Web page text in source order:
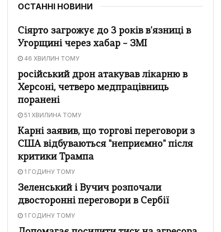
ОСТАННІ НОВИНИ
Сіярто загрожує до 3 років в'язниці в
Угорщині через хабар – ЗМІ
46 ХВИЛИН ТОМУ
російський дрон атакував лікарню в
Херсоні, четверо медпрацівниць
поранені
51 ХВИЛИНА ТОМУ
Карні заявив, що торгові переговори з
США відбуваються "неприємно" після
критики Трампа
1 ГОДИНУ ТОМУ
Зеленський і Вучич розпочали
двосторонні переговори в Сербії
1 ГОДИНУ ТОМУ